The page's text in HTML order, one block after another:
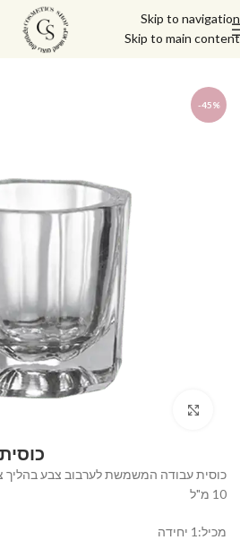
Skip to navigation
Skip to main content
-45%
כוסית עבודה המשמשת לערבוב צבע בהליך
10 מ"ל
מכיל:1 יחידה